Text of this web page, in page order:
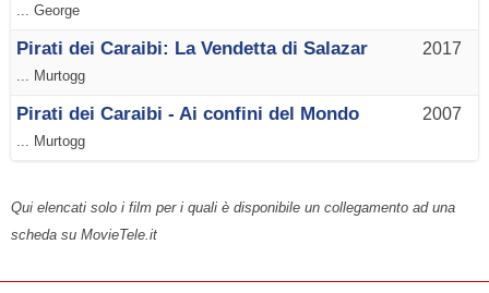
... George
2017
Pirati dei Caraibi: La Vendetta di Salazar
... Murtogg
2007
Pirati dei Caraibi - Ai confini del Mondo
... Murtogg
Qui elencati solo i film per i quali è disponibile un collegamento ad una
scheda su MovieTele.it